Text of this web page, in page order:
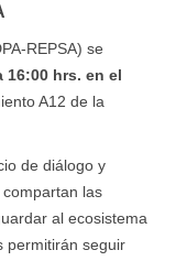
REPSA) se
16:00 hrs. en el
A12 de la
de diálogo y
las
al ecosistema
permitirán seguir